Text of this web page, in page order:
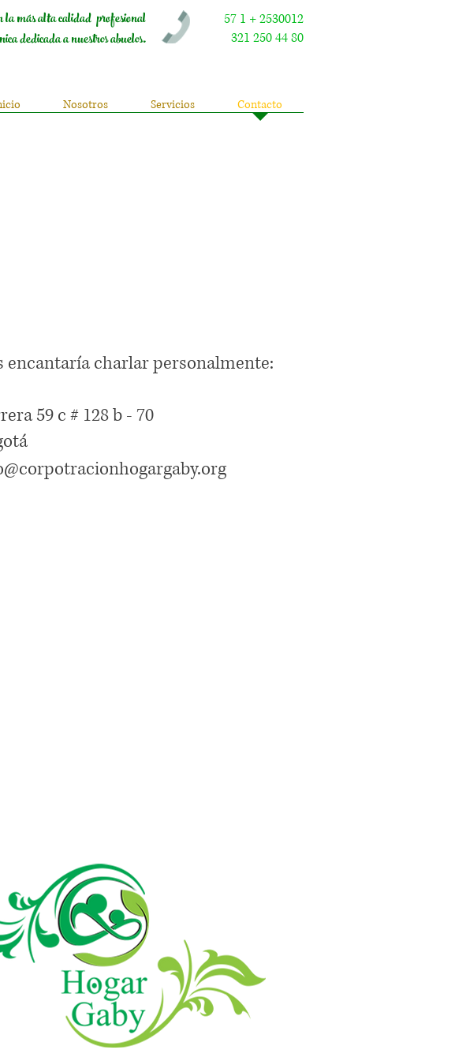
la más alta calidad profesional
dedicada a nuestros abuelos.
57 1 + 2530012
321 250 44 80
Nosotros Servicios Contacto
encantaría charlar personalmente:
59 c # 128 b - 70